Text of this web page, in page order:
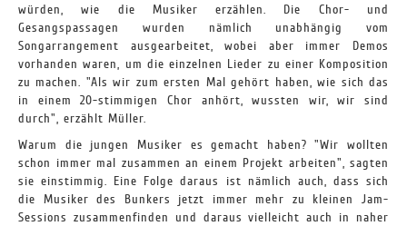
würden, wie die Musiker erzählen. Die Chor- und
Gesangspassagen wurden nämlich unabhängig vom
Songarrangement ausgearbeitet, wobei aber immer Demos
vorhanden waren, um die einzelnen Lieder zu einer Komposition
zu machen. "Als wir zum ersten Mal gehört haben, wie sich das
in einem 20-stimmigen Chor anhört, wussten wir, wir sind
durch", erzählt Müller.
Warum die jungen Musiker es gemacht haben? "Wir wollten
schon immer mal zusammen an einem Projekt arbeiten", sagten
sie einstimmig. Eine Folge daraus ist nämlich auch, dass sich
die Musiker des Bunkers jetzt immer mehr zu kleinen Jam-
Sessions zusammenfinden und daraus vielleicht auch in naher